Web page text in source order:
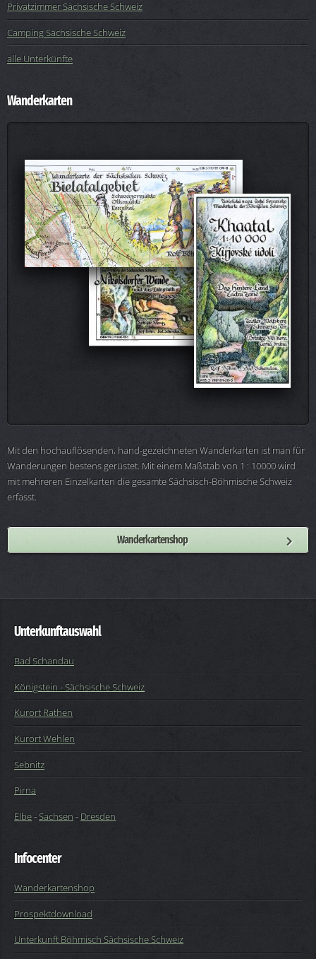
Privatzimmer Sächsische Schweiz
Camping Sächsische Schweiz
alle Unterkünfte
Wanderkarten
Mit den hochauflösenden, hand-gezeichneten Wanderkarten ist man für
Wanderungen bestens gerüstet. Mit einem Maßstab von 1 : 10000 wird
mit mehreren Einzelkarten die gesamte Sächsisch-Böhmische Schweiz
erfasst.
Wanderkartenshop
Unterkunftauswahl
Bad Schandau
Königstein - Sächsische Schweiz
Kurort Rathen
Kurort Wehlen
Sebnitz
Pirna
Elbe-Sachsen - Dresden
Infocenter
Wanderkartenshop
Prospektdownload
Unterkunft Böhmisch Sächsische Schweiz